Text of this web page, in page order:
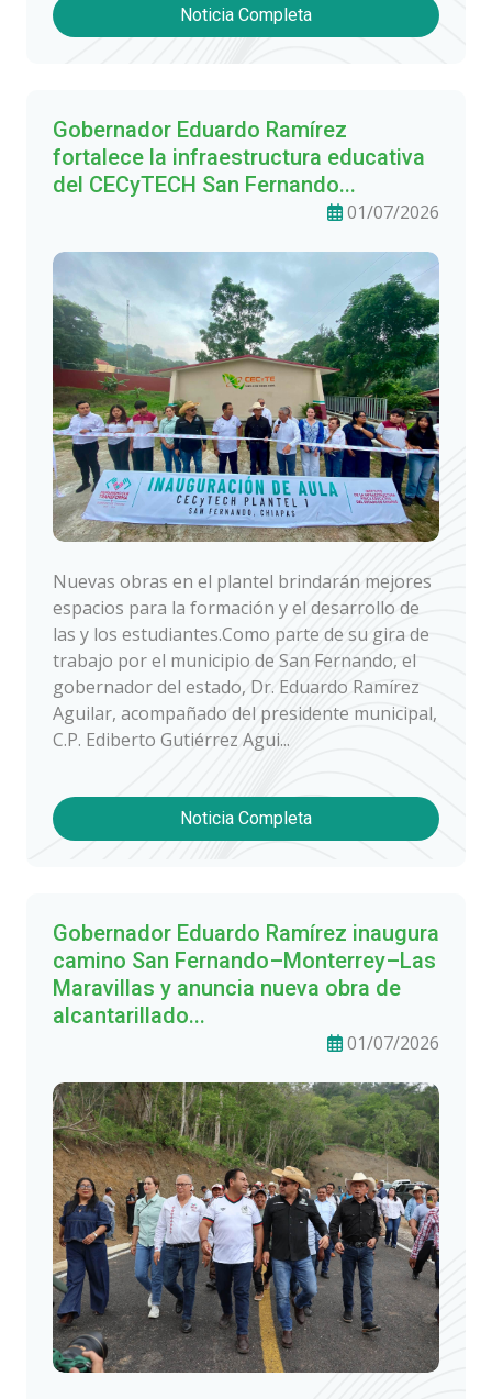
Noticia Completa
Gobernador Eduardo Ramírez
fortalece la infraestructura educativa
del CECyTECH San Fernando...
01/07/2026
Nuevas obras en el plantel brindarán mejores
espacios para la formación y el desarrollo de
las y los estudiantes.Como parte de su gira de
trabajo por el municipio de San Fernando, el
gobernador del estado, Dr. Eduardo Ramírez
Aguilar, acompañado del presidente municipal,
C.P. Ediberto Gutiérrez Agui...
Noticia Completa
Gobernador Eduardo Ramírez inaugura
camino San Fernando–Monterrey–Las
Maravillas y anuncia nueva obra de
alcantarillado...
01/07/2026